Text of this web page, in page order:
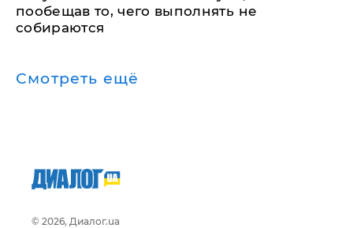
пообещав то, чего выполнять не
собираются
Смотреть ещё
© 2026, Диалог.ua